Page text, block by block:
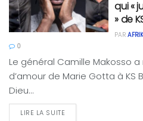
qui «
» de
PAR
0
Le général Camille Makosso
d’amour de Marie Gotta à KS
Dieu...
LIRE LA SUITE